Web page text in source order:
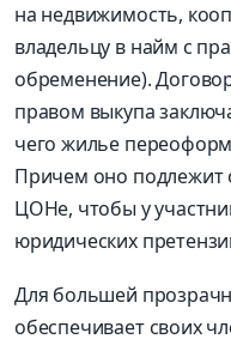
на недвижимость,
владельцу в найм с
обременение).
правом выкупа
чего жилье
Причем оно подлежит
ЦОНе, чтобы у
юридических
Для большей
обеспечивает своих